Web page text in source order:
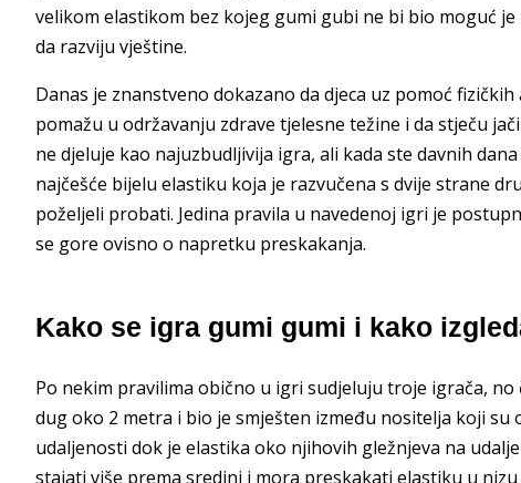
velikom elastikom bez kojeg gumi gubi ne bi bio moguć
da razviju vještine.
Danas je znanstveno dokazano da djeca uz pomoć
pomažu u održavanju zdrave tjelesne težine i da stječu
ne djeluje kao najuzbudljivija igra, ali kada ste davnih
najčešće bijelu elastiku koja je razvučena s dvije strane
poželjeli probati. Jedina pravila u navedenoj igri je
se gore ovisno o napretku preskakanja.
Kako se igra gumi gumi i kako
Po nekim pravilima obično u igri sudjeluju troje igrača,
dug oko 2 metra i bio je smješten između nositelja koji
udaljenosti dok je elastika oko njihovih gležnjeva na
stajati više prema sredini i mora preskakati elastiku u